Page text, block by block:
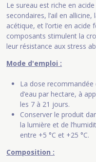
Le sureau est riche en
secondaires, l’ail en
acétique, et l’ortie en acide
composants stimulent la
leur résistance aux stress
Mode d'emploi :
La dose
d’eau par hectare, à
les 7 à 21 jours.
Conserver le produit
la lumière et de
entre +5 °C et +25 °C.
Composition :